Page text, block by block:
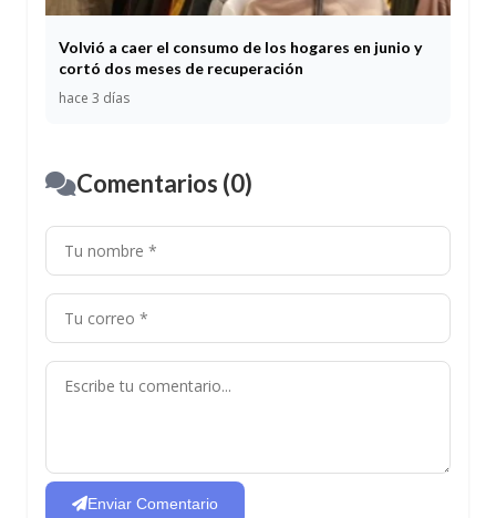
Volvió a caer el consumo de los hogares en junio y
cortó dos meses de recuperación
hace 3 días
Comentarios (0)
Enviar Comentario